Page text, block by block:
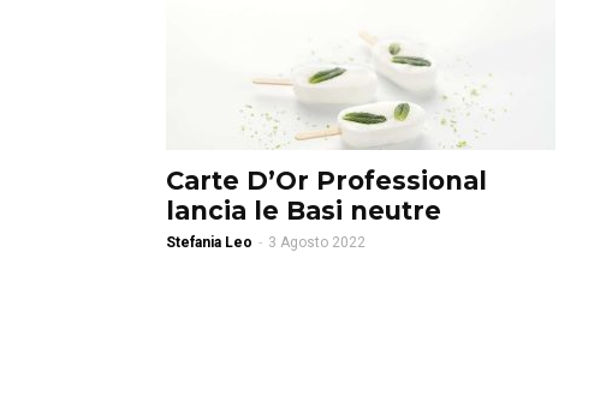
Carte D’Or Professional
lancia le Basi neutre
Stefania Leo - 3 Agosto 2022